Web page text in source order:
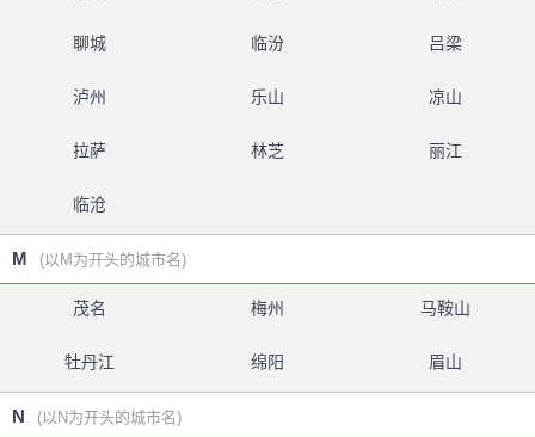
聊城 临汾 吕梁
泸州 乐山 凉山
拉萨 林芝 丽江
临沧
M (以M为开头的城市名)
茂名 梅州 马鞍山
牡丹江 绵阳 眉山
N (以N为开头的城市名)